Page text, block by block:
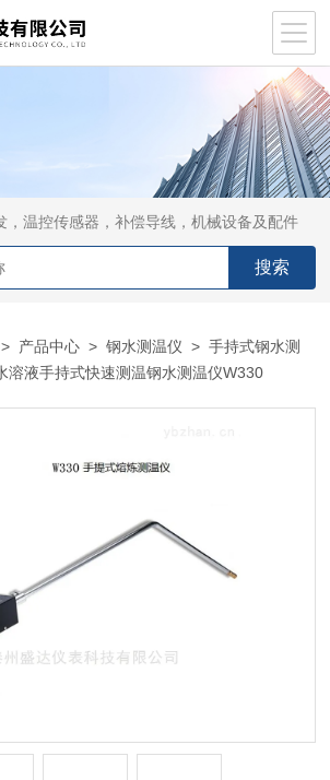
，温控传感器，补偿导线，机械设备及配件
> 产品中心 >钢水测温仪 >手持式钢水测
溶液手持式快速测温钢水测温仪W330